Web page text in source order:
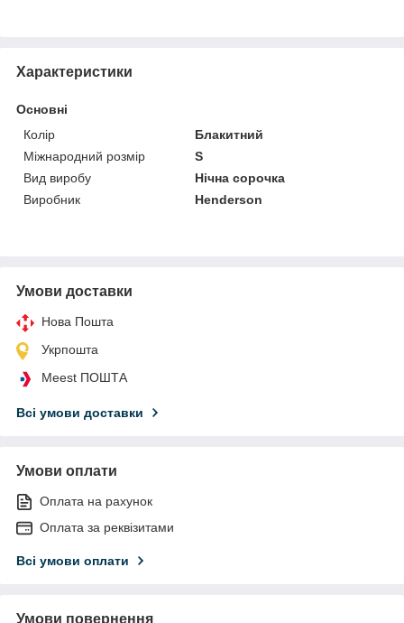
Характеристики
Основні
Колір
Блакитний
Міжнародний розмір
S
Вид виробу
Нічна сорочка
Виробник
Henderson
Умови доставки
Нова Пошта
Укрпошта
Meest ПОШТА
Всі умови доставки
Умови оплати
Оплата на рахунок
Оплата за реквізитами
Всі умови оплати
Умови повернення